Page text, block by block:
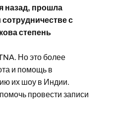
назад, прошла
с
степень
Но это более
и помощь в
их шоу в Индии.
провести записи